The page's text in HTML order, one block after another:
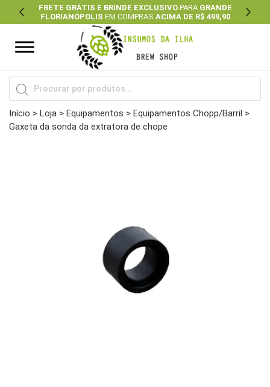
FRETE GRÁTIS E BRINDE EXCLUSIVOPARA GRANDE
FLORIANÓPOLIS EM COMPRAS ACIMA DE R$ 499,90
Previous Next
Pesquisar
produtos
Início > Loja > Equipamentos > Equipamentos Chopp/Barril >
Gaxeta da sonda da extratora de chope